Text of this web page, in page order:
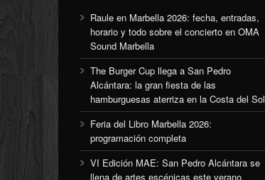
Raule en Marbella 2026: fecha, entradas,
horario y todo sobre el concierto en OMA
Sound Marbella
The Burger Cup llega a San Pedro
Alcántara: la gran fiesta de las
hamburguesas aterriza en la Costa del Sol
Feria del Libro Marbella 2026:
programación completa
VI Edición MAE: San Pedro Alcántara se
llena de artes escénicas este verano